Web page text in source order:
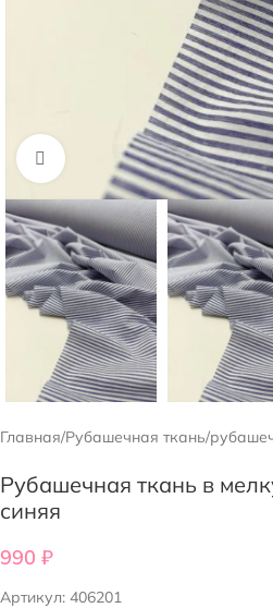
Нажмите, чтобы увеличить
Главная/Рубашечная ткань/
Рубашечная ткань в
синяя
990 ₽
Артикул: 406201